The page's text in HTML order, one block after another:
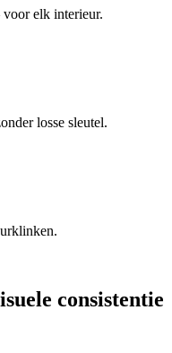
elk interieur.
losse sleutel.
consistentie